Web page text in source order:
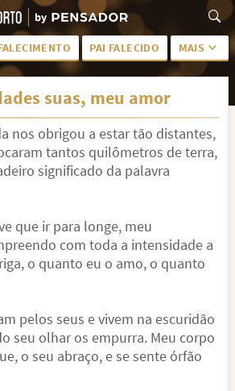
PAI FALECIDO MAIS
PALAVRAS
DESCANSE EM PAZ
PÊSAMES PARA AMIGO
TODAS AS CATEGORIAS
suas, meu amor
nos obrigou a estar tão distantes,
tantos quilômetros de terra,
significado da palavra
que ir para longe, meu
com toda a intensidade a
o quanto eu o amo, o quanto
pelos seus e vivem na escuridão
seu olhar os empurra. Meu corpo
o seu abraço, e se sente órfão